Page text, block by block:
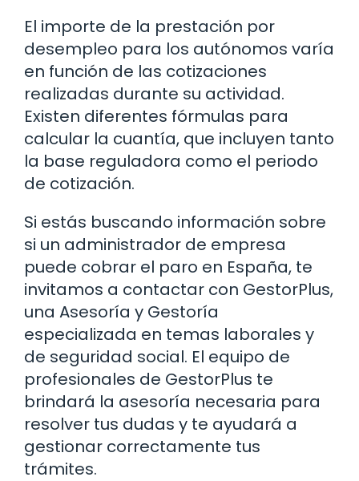
El importe de la prestación por
desempleo para los autónomos varía
en función de las cotizaciones
realizadas durante su actividad.
Existen diferentes fórmulas para
calcular la cuantía, que incluyen tanto
la base reguladora como el periodo
de cotización.
Si estás buscando información sobre
si un administrador de empresa
puede cobrar el paro en España, te
invitamos a contactar con GestorPlus,
una Asesoría y Gestoría
especializada en temas laborales y
de seguridad social. El equipo de
profesionales de GestorPlus te
brindará la asesoría necesaria para
resolver tus dudas y te ayudará a
gestionar correctamente tus
trámites.